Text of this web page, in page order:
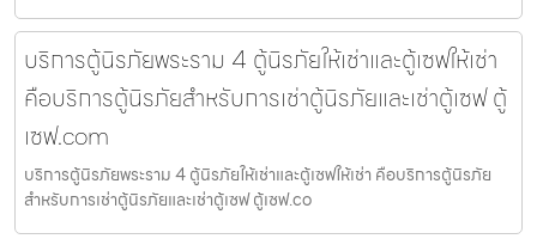
บริการตู้นิรภัยพระราม 4 ตู้นิรภัยให้เช่าและตู้เซฟให้เช่า
คือบริการตู้นิรภัยสำหรับการเช่าตู้นิรภัยและเช่าตู้เซฟ ตู้
เซฟ.com
บริการตู้นิรภัยพระราม 4 ตู้นิรภัยให้เช่าและตู้เซฟให้เช่า คือบริการตู้นิรภัย
สำหรับการเช่าตู้นิรภัยและเช่าตู้เซฟ ตู้เซฟ.co